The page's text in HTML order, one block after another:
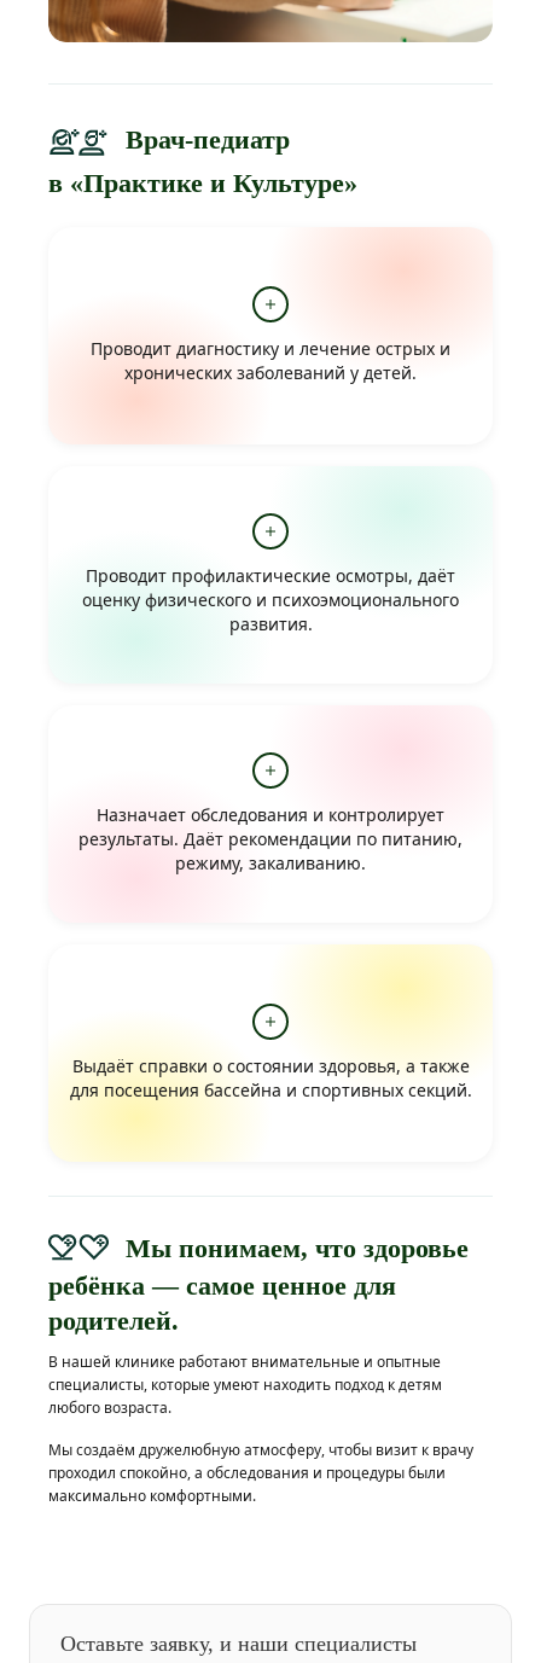
Врач-педиатр
в «Практике и Культуре»
Проводит диагностику и лечение острых и
хронических заболеваний у детей.
Проводит профилактические осмотры, даёт
оценку физического и психоэмоционального
развития.
Назначает обследования и контролирует
результаты. Даёт рекомендации по питанию,
режиму, закаливанию.
Выдаёт справки о состоянии здоровья, а также
для посещения бассейна и спортивных секций.
Мы понимаем, что здоровье
ребёнка — самое ценное для
родителей.
В нашей клинике работают внимательные и опытные
специалисты, которые умеют находить подход к детям
любого возраста.
Мы создаём дружелюбную атмосферу, чтобы визит к врачу
проходил спокойно, а обследования и процедуры были
максимально комфортными.
Оставьте заявку, и наши специалисты